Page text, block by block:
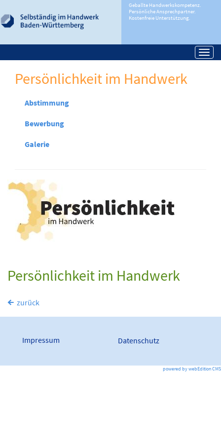
Geballte Handwerkskompetenz.
Persönliche Ansprechpartner.
Kostenfreie Unterstützung.
Persönlichkeit im Handwerk
Abstimmung
Bewerbung
Galerie
Persönlichkeit im Handwerk
zurück
Impressum Datenschutz
powered by webEdition CMS